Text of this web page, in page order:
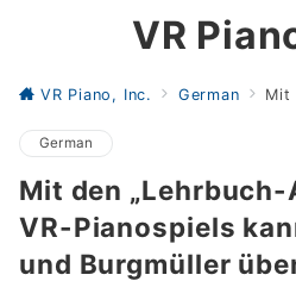
VR
VR Piano, Inc. German Mit den
German
Mit den „Lehrbuch-
VR-Pianospiels
und Burgmüller